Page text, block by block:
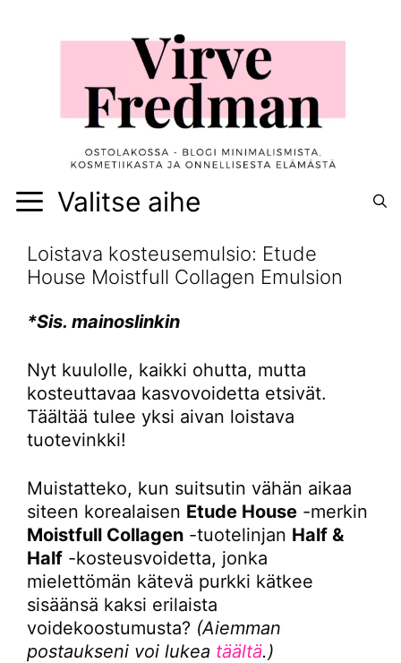
Valitse aihe
Loistava kosteusemulsio: Etude
House Moistfull Collagen Emulsion
*Sis. mainoslinkin
Nyt kuulolle, kaikki ohutta, mutta
kosteuttavaa kasvovoidetta etsivät.
Täältää tulee yksi aivan loistava
tuotevinkki!
Muistatteko, kun suitsutin vähän aikaa
siteen korealaisen Etude House -merkin
Moistfull Collagen -tuotelinjan Half &
Half -kosteusvoidetta, jonka
mielettömän kätevä purkki kätkee
sisäänsä kaksi erilaista
voidekoostumusta? (Aiemman
postaukseni voi lukea täältä.)